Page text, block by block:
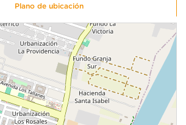
Plano de ubicación